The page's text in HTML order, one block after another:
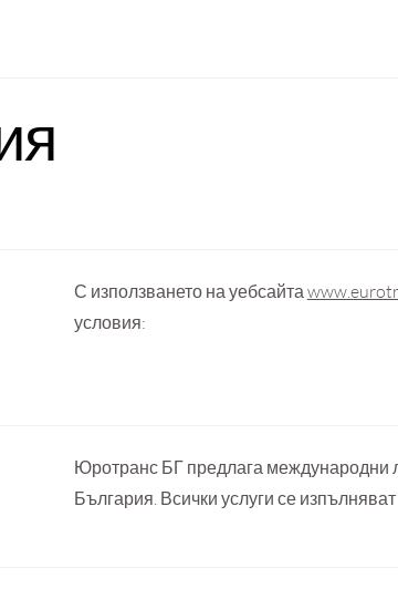
С използването на уебсайта
условия:
Юротранс БГ предлага международни
България. Всички услуги се